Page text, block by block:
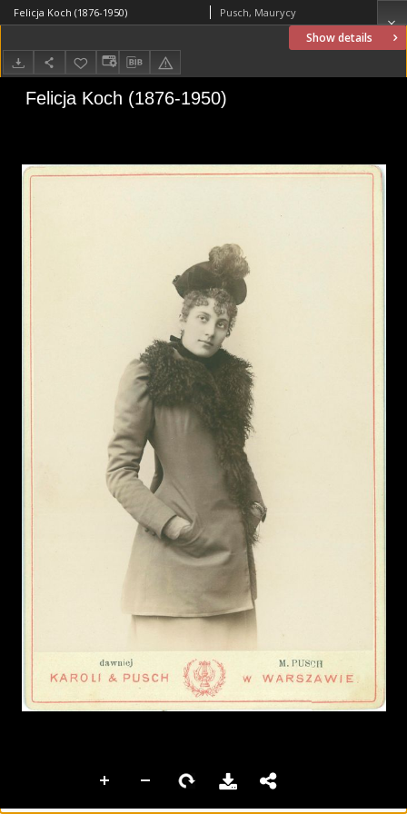
Show details
Felicja Koch (1876-1950) Pusch, Maurycy